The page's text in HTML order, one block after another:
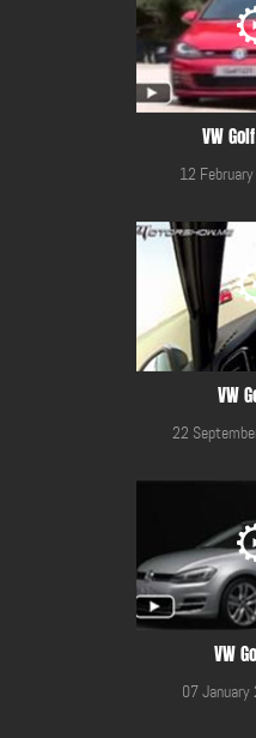
VW
12
VW
22
VW
07